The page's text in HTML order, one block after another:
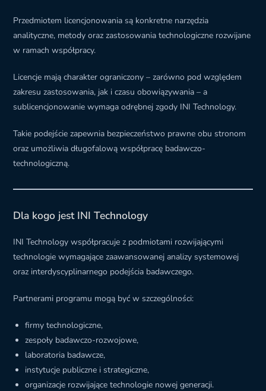
Przedmiotem licencjonowania są konkretne narzędzia
analityczne, metody oraz zastosowania technologiczne rozwijane
w ramach współpracy.
Licencje mają charakter ograniczony – zarówno pod względem
zakresu zastosowania, jak i czasu obowiązywania – a
sublicencjonowanie wymaga odrębnej zgody INI Technology.
Takie podejście zapewnia bezpieczeństwo prawne obu stronom
oraz umożliwia długofalową współpracę badawczo-
technologiczną.
Dla kogo jest INI Technology
INI Technology współpracuje z podmiotami rozwijającymi
technologie wymagające zaawansowanej analizy systemowej
oraz interdyscyplinarnego podejścia badawczego.
Partnerami programu mogą być w szczególności:
firmy technologiczne,
zespoły badawczo-rozwojowe,
laboratoria badawcze,
instytucje publiczne i strategiczne,
organizacje rozwijające technologie nowej generacji.